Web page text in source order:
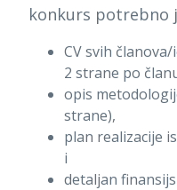
konkurs potrebno
CV svih
2 strane po
opis
strane),
plan realizacije
i
detaljan